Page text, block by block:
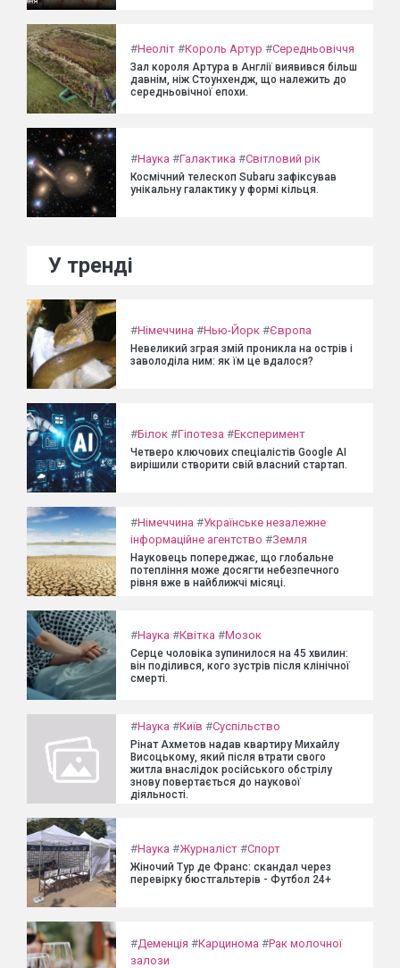
#Неоліт #Король Артур #Середньовіччя
Зал короля Артура в Англії виявився більш
давнім, ніж Стоунхендж, що належить до
середньовічної епохи.
#Наука #Галактика #Світловий рік
Космічний телескоп Subaru зафіксував
унікальну галактику у формі кільця.
У тренді
#Німеччина #Нью-Йорк #Європа
Невеликий зграя змій проникла на острів і
заволоділа ним: як їм це вдалося?
#Білок #Гіпотеза #Експеримент
Четверо ключових спеціалістів Google AI
вирішили створити свій власний стартап.
#Німеччина #Українське незалежне
інформаційне агентство #Земля
Науковець попереджає, що глобальне
потепління може досягти небезпечного
рівня вже в найближчі місяці.
#Наука #Квітка #Мозок
Серце чоловіка зупинилося на 45 хвилин:
він поділився, кого зустрів після клінічної
смерті.
#Наука #Київ #Суспільство
Рінат Ахметов надав квартиру Михайлу
Висоцькому, який після втрати свого
житла внаслідок російського обстрілу
знову повертається до наукової
діяльності.
#Наука #Журналіст #Спорт
Жіночий Тур де Франс: скандал через
перевірку бюстгальтерів - Футбол 24+
#Деменція #Карцинома #Рак молочної
залози